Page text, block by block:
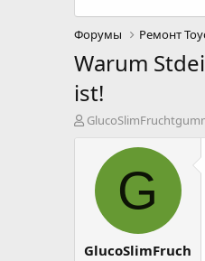
Форумы Ремонт
Warum
ist!
А
ы
G
GlucoSlimFruch